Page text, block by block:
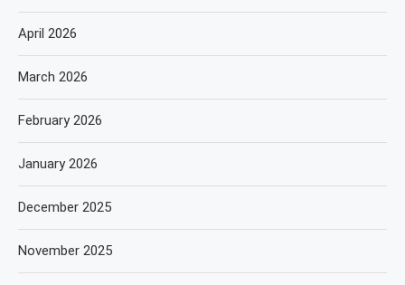
April 2026
March 2026
February 2026
January 2026
December 2025
November 2025